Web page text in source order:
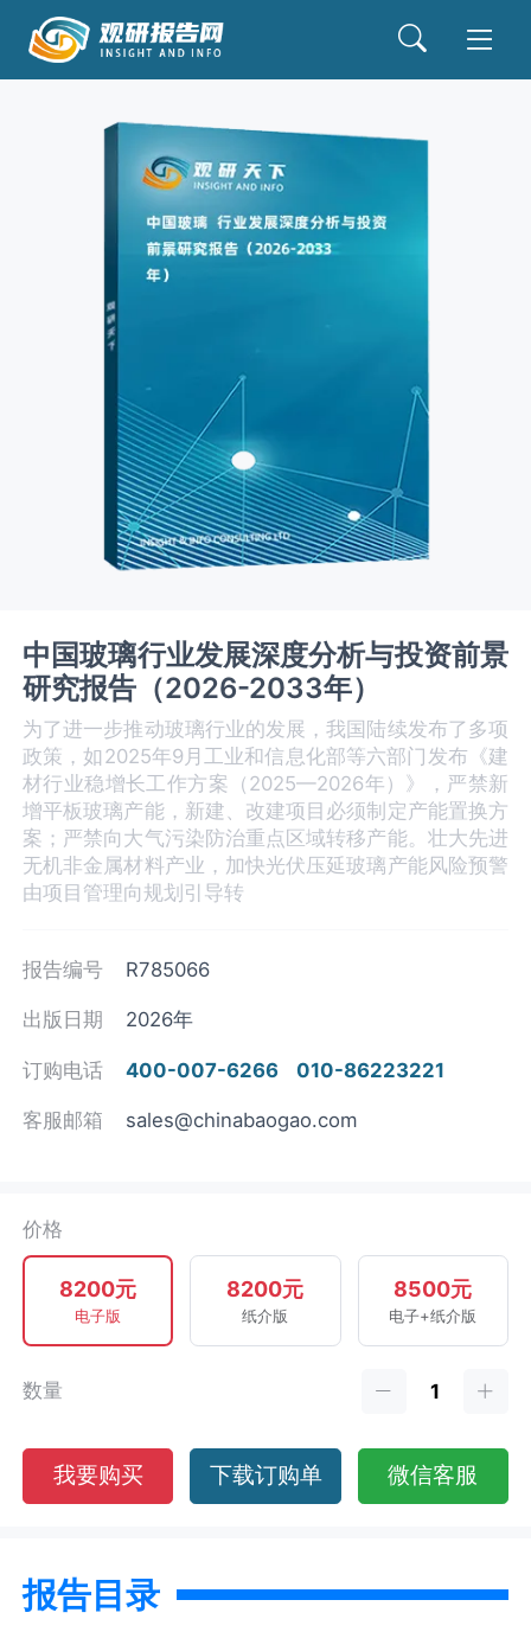
中国玻璃‌行业发展深度分析与投资前景
研究报告（2026-2033年）
为了进一步推动玻璃行业的发展，我国陆续发布了多项
政策，如2025年9月工业和信息化部等六部门发布《建
材行业稳增长工作方案（2025—2026年）》，严禁新
增平板玻璃产能，新建、改建项目必须制定产能置换方
案；严禁向大气污染防治重点区域转移产能。壮大先进
无机非金属材料产业，加快光伏压延玻璃产能风险预警
由项目管理向规划引导转
报告编号 R785066
出版日期 2026年
订购电话 400-007-6266 010-86223221
客服邮箱 sales@chinabaogao.com
价格
8200元
电子版
8200元
纸介版
8500元
电子+纸介版
数量
我要购买 下载订购单 微信客服
报告目录